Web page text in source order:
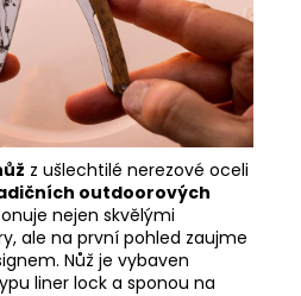
z ušlechtilé nerezové oceli
outdoorových
nejen skvělými
ale na první pohled zaujme
Nůž je vybaven
liner lock a sponou na